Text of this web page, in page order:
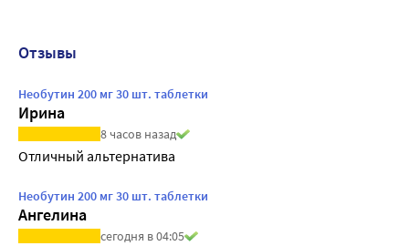
Отзывы
Необутин 200 мг 30 шт. таблетки
Ирина
8 часов назад
Отличный альтернатива
Необутин 200 мг 30 шт. таблетки
Ангелина
сегодня в 04:05